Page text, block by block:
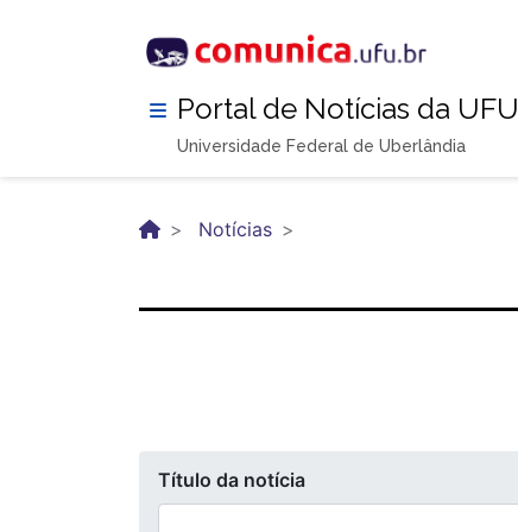
Portal de Notícias da UFU
Universidade Federal de Uberlândia
Notícias
Título da notícia